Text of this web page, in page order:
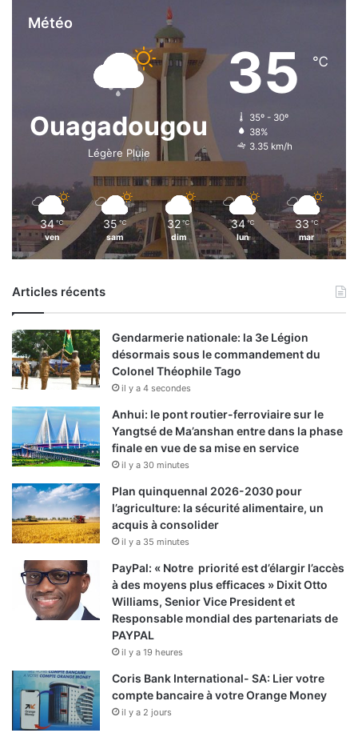
Météo
Ouagadougou
Légère Pluie
35 ℃
35º - 30º
38%
3.35 km/h
34 ℃
ven
35 ℃
sam
32 ℃
dim
34 ℃
lun
33 ℃
mar
Articles récents
Gendarmerie nationale: la 3e Légion
désormais sous le commandement du
Colonel Théophile Tago
il y a 4 secondes
Anhui: le pont routier-ferroviaire sur le
Yangtsé de Ma’anshan entre dans la phase
finale en vue de sa mise en service
il y a 30 minutes
Plan quinquennal 2026-2030 pour
l’agriculture: la sécurité alimentaire, un
acquis à consolider
il y a 35 minutes
PayPal: « Notre priorité est d’élargir l’accès
à des moyens plus efficaces » Dixit Otto
Williams, Senior Vice President et
Responsable mondial des partenariats de
PAYPAL
il y a 19 heures
Coris Bank International- SA: Lier votre
compte bancaire à votre Orange Money
il y a 2 jours